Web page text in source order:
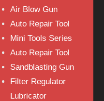
Air Blow Gun
Auto Repair Tool
Mini Tools Series
Auto Repair Tool
Sandblasting Gun
Filter Regulator
Lubricator